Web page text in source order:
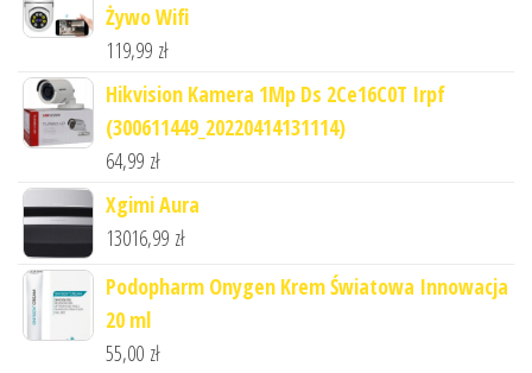
Żywo Wifi
119,99 zł
Hikvision Kamera 1Mp Ds 2Ce16C0T Irpf
(300611449_20220414131114)
64,99 zł
Xgimi Aura
13016,99 zł
Podopharm Onygen Krem Światowa Innowacja
20 ml
55,00 zł